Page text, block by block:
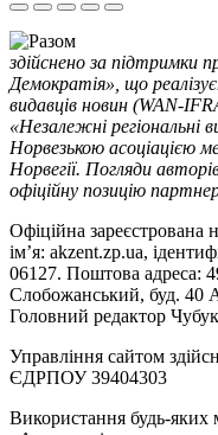
здійснено за підтримки
Демократія», що
видавців новин (WAN-
«Незалежні
Норвезькою асоціацією
Норвегії. Погляди
офіційну позицію
Офіційна
ім’я: akzent.zp.ua,
06127. Поштова адреса:
Слобожанський, буд. 40
Головний редактор
Управління сайтом
ЄДРПОУ 39404303
Використання будь-яких